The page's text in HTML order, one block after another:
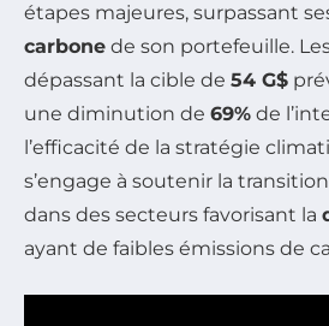
étapes majeures, surpassant
carbone de son portefeuille.
dépassant la cible de 54 G$
une diminution de 69% de
l’efficacité de la stratégie
s’engage à soutenir la
dans des secteurs favorisant la
ayant de faibles émissions de